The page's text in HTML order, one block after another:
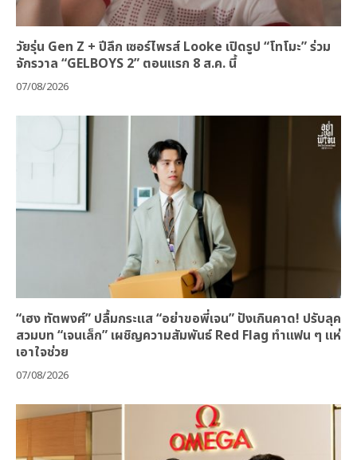
วัยรุ่น Gen Z + ปีลึก เซอร์ไพรส์ Looke เปิดรูป “โทโมะ” ร่วม
จักรวาล “GELBOYS 2” ตอนแรก 8 ส.ค. นี้
07/08/2026
“เฮง ทัตพงศ์” ปลื้มกระแส “อย่าขอพี่เจน” ปังเกินคาด! ปรับลุค
สวมบท “เจนเล็ก” เผชิญความสัมพันธ์ Red Flag ทำแฟน ๆ แห่
เอาใจช่วย
07/08/2026